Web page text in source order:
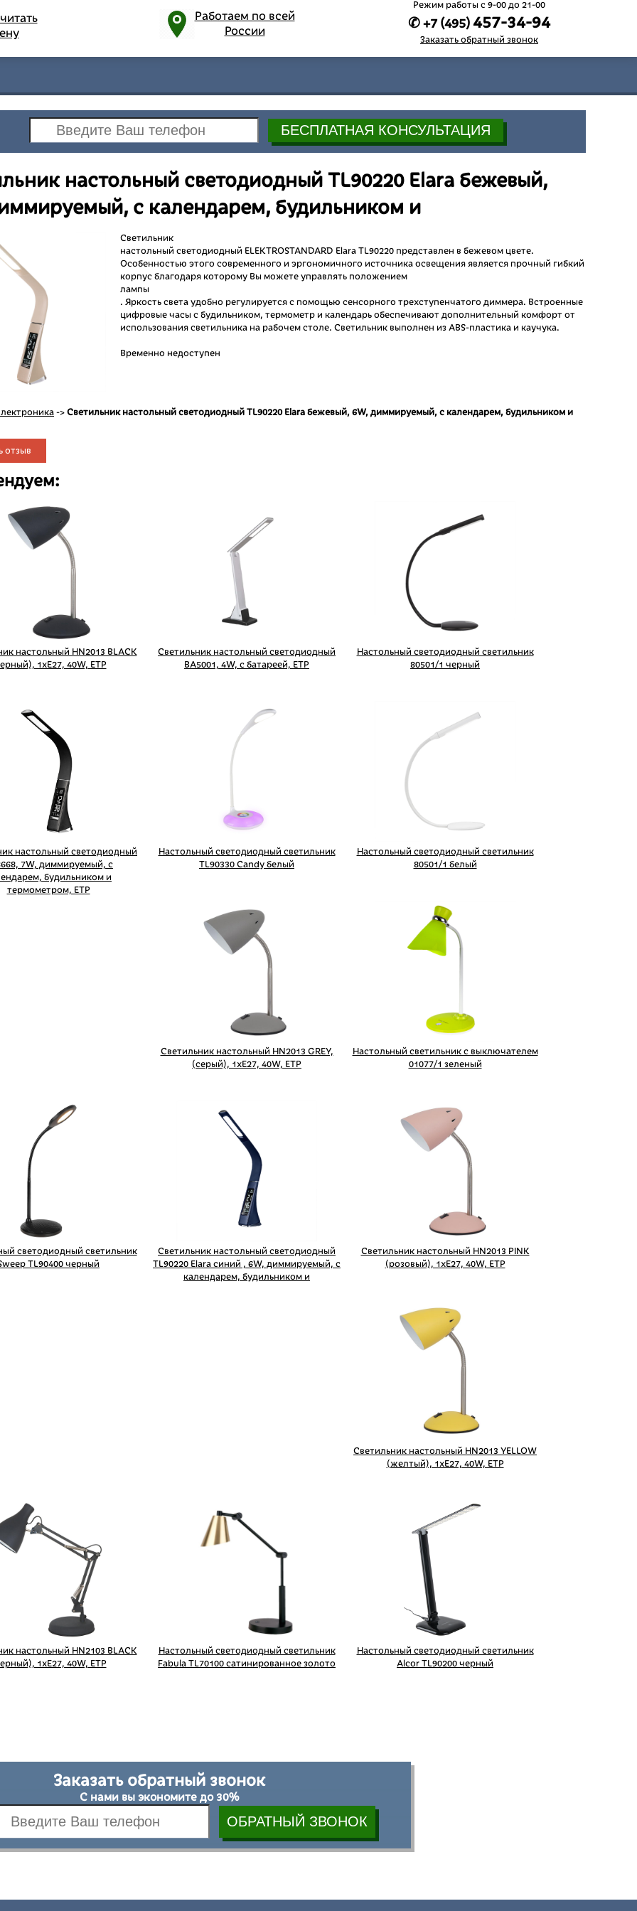
Работаем по всей
России
Режим работы c 9-00 до 21-00
✆ +7 (495) 457-34-94
Заказать обратный звонок
настольный светодиодный TL90220 Elara бежевый,
с календарем, будильником и
Светильник
настольный светодиодный ELEKTROSTANDARD Elara TL90220 представлен в бежевом цвете.
Особенностью этого современного и эргономичного источника освещения является прочный гибкий
корпус благодаря которому Вы можете управлять положением
лампы
. Яркость света удобно регулируется с помощью сенсорного трехступенчатого диммера. Встроенные
цифровые часы с будильником, термометр и календарь обеспечивают дополнительный комфорт от
использования светильника на рабочем столе. Светильник выполнен из ABS-пластика и каучука.
Временно недоступен
-> Светильник настольный светодиодный TL90220 Elara бежевый, 6W, диммируемый, с календарем, будильником и
отзыв
настольный HN2013 BLACK
1xE27, 40W, ETP
Светильник настольный светодиодный
BA5001, 4W, с батареей, ETP
Настольный светодиодный светильник
80501/1 черный
настольный светодиодный
7W, диммируемый, с
будильником и
термометром, ETP
Настольный светодиодный светильник
TL90330 Candy белый
Настольный светодиодный светильник
80501/1 белый
Светильник настольный HN2013 GREY,
(серый), 1xE27, 40W, ETP
Настольный светильник с выключателем
01077/1 зеленый
светодиодный светильник
TL90400 черный
Светильник настольный светодиодный
TL90220 Elara синий , 6W, диммируемый, с
календарем, будильником и
Светильник настольный HN2013 PINK
(розовый), 1xE27, 40W, ETP
Светильник настольный HN2013 YELLOW
(желтый), 1xE27, 40W, ETP
настольный HN2103 BLACK
1xE27, 40W, ETP
Настольный светодиодный светильник
Fabula TL70100 сатинированное золото
Настольный светодиодный светильник
Alcor TL90200 черный
Заказать обратный звонок
С нами вы экономите до 30%